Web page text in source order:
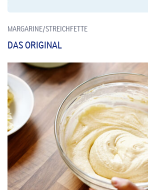
MARGARINE/STREICHFETTE
DAS ORIGINAL